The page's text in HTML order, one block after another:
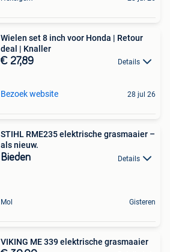
Wielen set 8 inch voor Honda | Retour
deal | Knaller
€ 27,89 Details
Bezoek website 28 jul 26
STIHL RME235 elektrische grasmaaier –
als nieuw.
Bieden Details
Mol Gisteren
VIKING ME 339 elektrische grasmaaier